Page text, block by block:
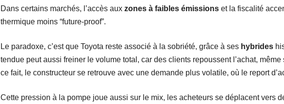
Dans certains marchés, l’accès aux zones à faibles émissions et la fiscalité
thermique moins “future-proof”.
Le paradoxe, c’est que Toyota reste associé à la sobriété, grâce à ses hybrides
tendue peut aussi freiner le volume total, car des clients repoussent l’achat,
ce fait, le constructeur se retrouve avec une demande plus volatile, où le report
Cette pression à la pompe joue aussi sur le mix, les acheteurs se déplacent vers